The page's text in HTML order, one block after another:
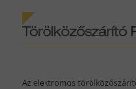
Törölközőszárító
Az elektromos